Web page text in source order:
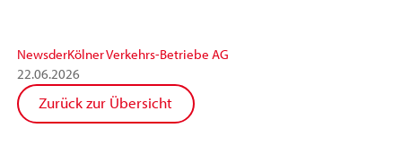
NewsderKölner Verkehrs-Betriebe AG
22.06.2026
Zurück zur Übersicht